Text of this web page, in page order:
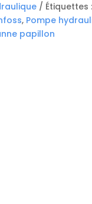
Étiquettes :
, Pompe
papillon